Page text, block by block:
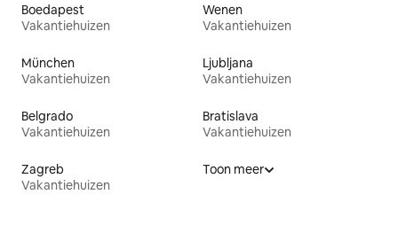
Boedapest
Vakantiehuizen
Wenen
Vakantiehuizen
München
Vakantiehuizen
Ljubljana
Vakantiehuizen
Belgrado
Vakantiehuizen
Bratislava
Vakantiehuizen
Zagreb
Vakantiehuizen
Toon meer